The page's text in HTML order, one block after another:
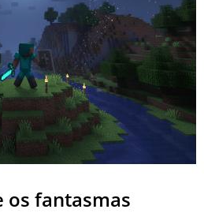
os fantasmas